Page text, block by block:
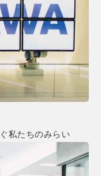
私たちのみらい